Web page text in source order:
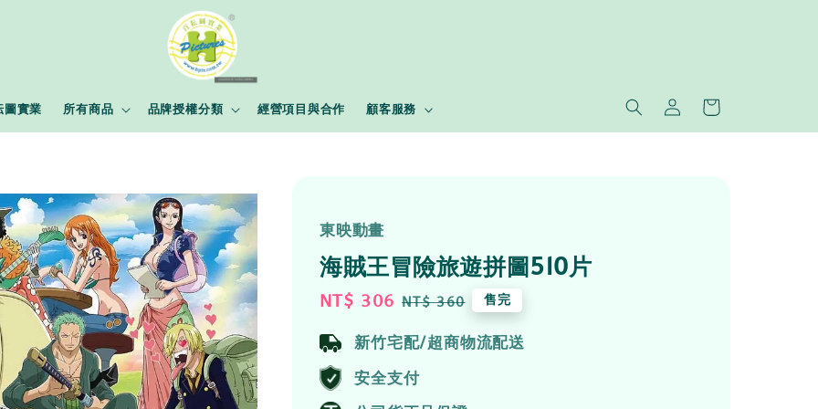
圖實業 所有商品 品牌授權分類 經營項目與合作 顧客服務
東映動畫
海賊王冒險旅遊拼圖510片
Sale
NT$ 306 Regular
NT$ 360 售完
新竹宅配/超商物流配送
安全支付